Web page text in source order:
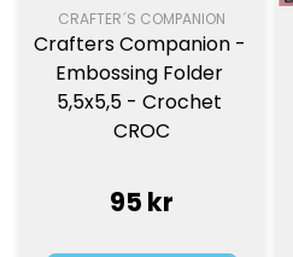
CRAFTER´S COMPANION
Crafters Companion -
Embossing Folder
5,5x5,5 - Crochet
CROC
95 kr